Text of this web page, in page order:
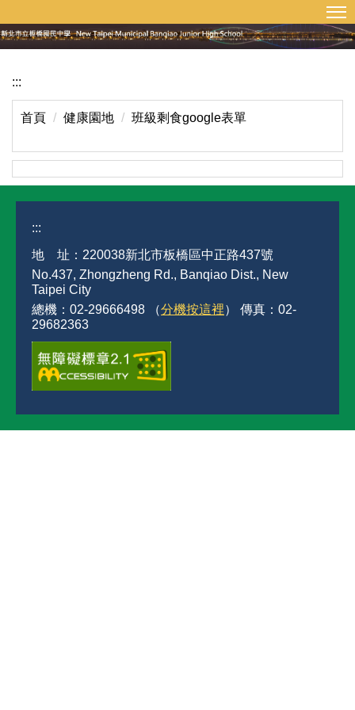
到
主
內
網站導覽
:::
首頁 健康園地 班級剩食google表單
:::
地 址：220038新北市板橋區中正路437號
No.437, Zhongzheng Rd., Banqiao Dist., New
Taipei City
總機：02-29666498 （分機按這裡） 傳真：02-
29682363